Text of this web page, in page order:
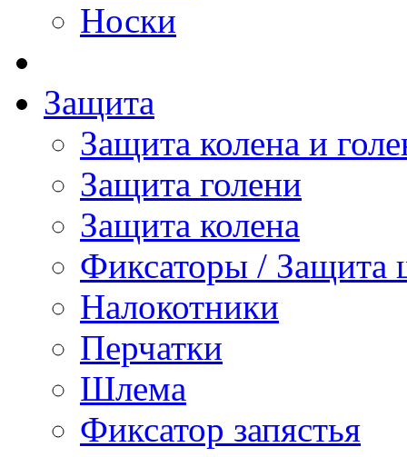
Носки
Защита
Защита колена и
Защита голени
Защита колена
Фиксаторы / Защита
Налокотники
Перчатки
Шлема
Фиксатор запястья